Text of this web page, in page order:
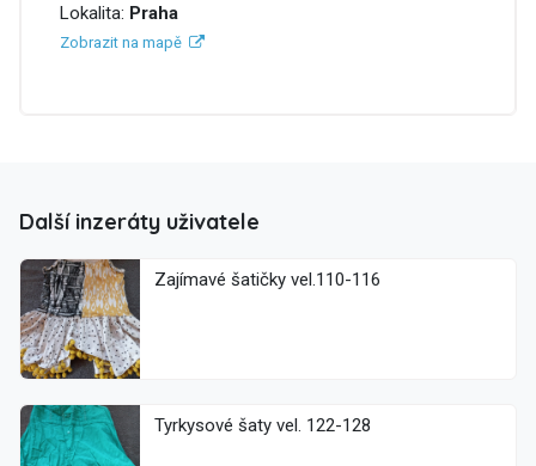
Lokalita: Praha
Zobrazit na mapě
Další inzeráty uživatele
Zajímavé šatičky vel.110-116
Tyrkysové šaty vel. 122-128